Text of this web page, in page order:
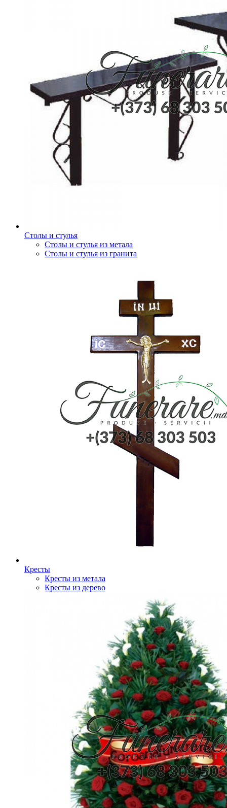
Столы и стулья
Столы и стулья из метала
Столы и стулья из гранита
Кресты
Кресты из метала
Кресты из дерево